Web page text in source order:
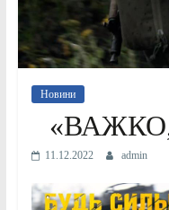
Новини
11.12.2022 admin